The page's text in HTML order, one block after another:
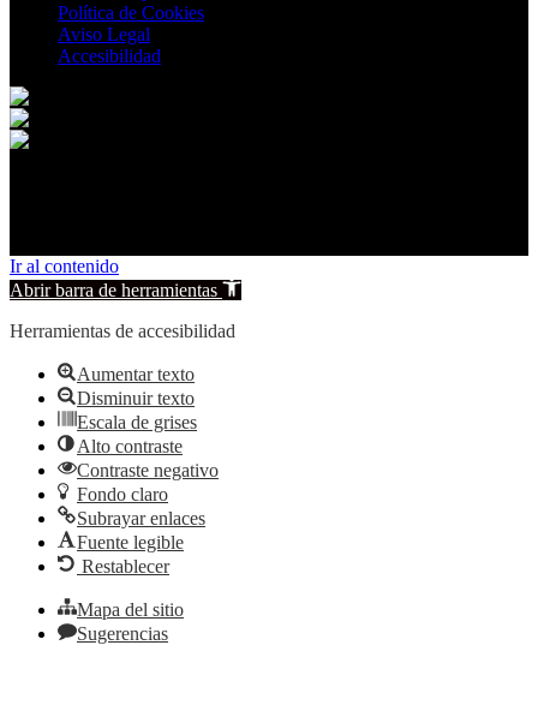
Política de Cookies
Aviso Legal
Accesibilidad
Ir al contenido
Abrir barra de herramientas
Herramientas de accesibilidad
Aumentar texto
Disminuir texto
Escala de grises
Alto contraste
Contraste negativo
Fondo claro
Subrayar enlaces
Fuente legible
Restablecer
Mapa del sitio
Sugerencias